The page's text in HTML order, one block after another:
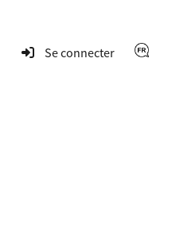
Se connecter